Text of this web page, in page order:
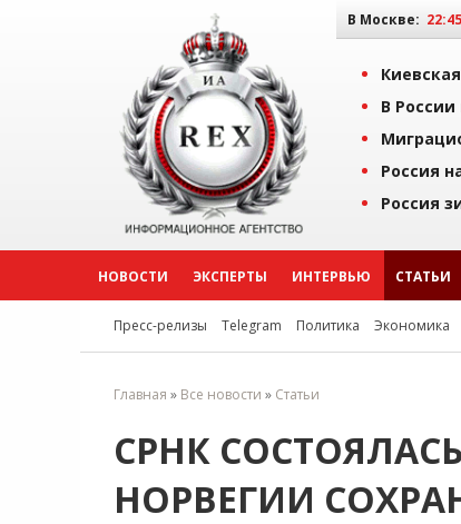
В Москве: 22:45
В
Россия
Россия
НОВОСТИ ЭКСПЕРТЫ ИНТЕРВЬЮ СТАТЬИ
Пресс-релизы Telegram Политика Экономика
Главная » Все новости » Статьи
СРНК
НОРВЕГИИ